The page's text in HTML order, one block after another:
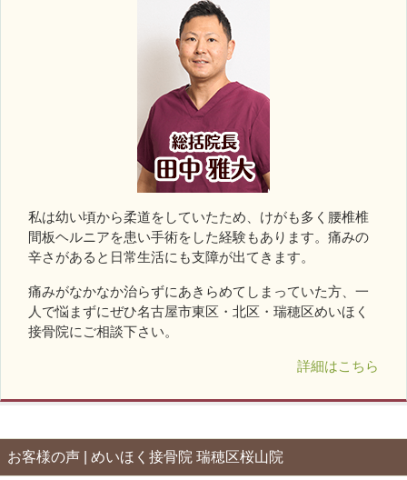
私は幼い頃から柔道をしていたため、けがも多く腰椎椎
間板ヘルニアを患い手術をした経験もあります。痛みの
辛さがあると日常生活にも支障が出てきます。
痛みがなかなか治らずにあきらめてしまっていた方、一
人で悩まずにぜひ名古屋市東区・北区・瑞穂区めいほく
接骨院にご相談下さい。
詳細はこちら
お客様の声 | めいほく接骨院 瑞穂区桜山院